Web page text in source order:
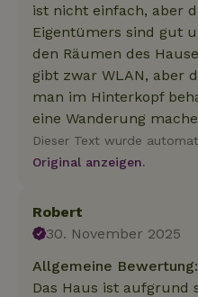
ist nicht einfach, aber
Eigentümers sind gut
den Räumen des
gibt zwar WLAN, aber
man im Hinterkopf
eine Wanderung
Dieser Text wurde
Original anzeigen.
Robert
30. November 2025
Allgemeine
Das Haus ist aufgrund